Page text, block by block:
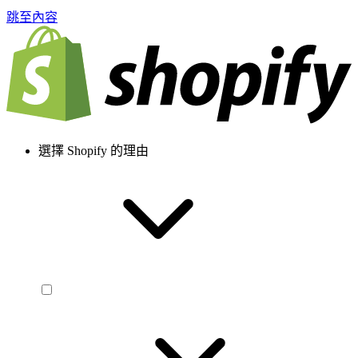
跳至內容
選擇 Shopify 的理由